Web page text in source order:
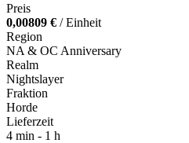
Preis
0,00809 € / Einheit
Region
NA & OC Anniversary
Realm
Nightslayer
Fraktion
Horde
Lieferzeit
4 min - 1 h